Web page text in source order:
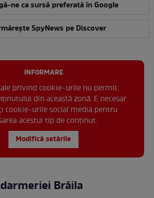
ne ca sursă preferată în Google
SpyNews pe Discover
INFORMARE
privind cookie-urile nu permit
din această zonă. E necesar
cookie-urile social media pentru
acestui tip de conținut.
Modifică setările
Brăila